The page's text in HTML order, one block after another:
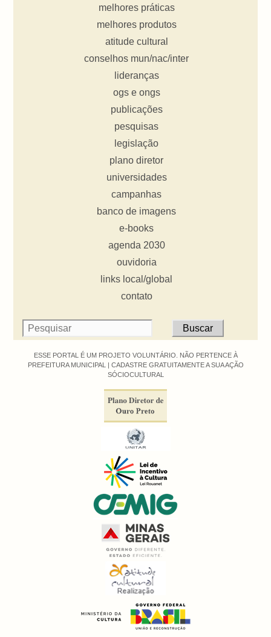
melhores práticas
melhores produtos
atitude cultural
conselhos mun/nac/inter
lideranças
ogs e ongs
publicações
pesquisas
legislação
plano diretor
universidades
campanhas
banco de imagens
e-books
agenda 2030
ouvidoria
links local/global
contato
ESSE PORTAL É UM PROJETO VOLUNTÁRIO. NÃO PERTENCE À
PREFEITURA MUNICIPAL | CADASTRE GRATUITAMENTE A SUA AÇÃO
SÓCIOCULTURAL